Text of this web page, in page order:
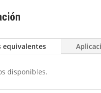
equivalentes
disponibles.